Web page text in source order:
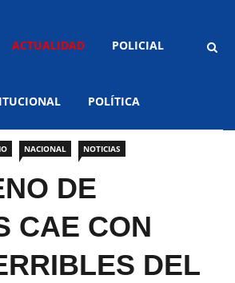
ACTUALIDAD POLICIAL
POLÍTICA
NACIONAL NOTICIAS
DE
CAE CON
DEL